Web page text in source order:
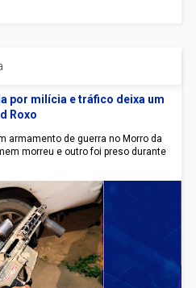
por milícia e tráfico deixa um
Roxo
armamento de guerra no Morro da
morreu e outro foi preso durante